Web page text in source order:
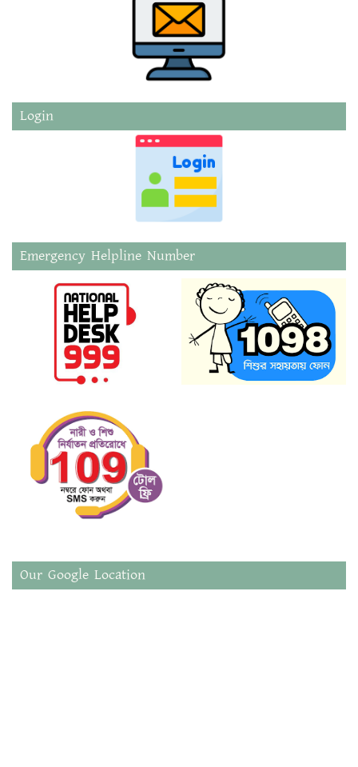
Login
Emergency Helpline Number
Our Google Location